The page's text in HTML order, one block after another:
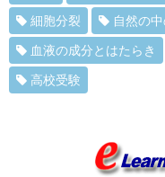
細胞分裂 自然の
血液の成分とはたらき
高校受験